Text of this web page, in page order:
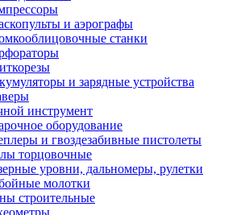
и аэрографы
станки
и зарядные устройства
инструмент
оборудование
и гвоздезабивные пистолеты
торцовочные
уровни, дальномеры, рулетки
молотки
строительные